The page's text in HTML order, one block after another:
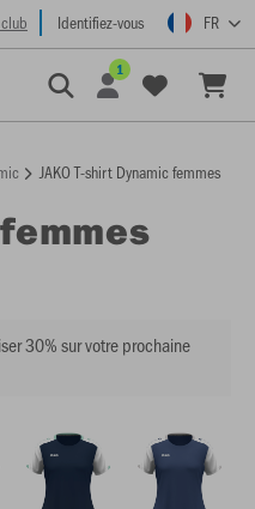
Identifiez-vous FR
1
JAKO T-shirt Dynamic femmes
30% sur votre prochaine